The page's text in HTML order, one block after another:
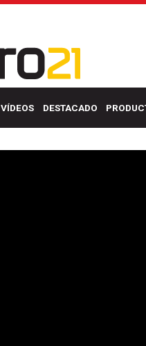
VÍDEOS DESTACADO